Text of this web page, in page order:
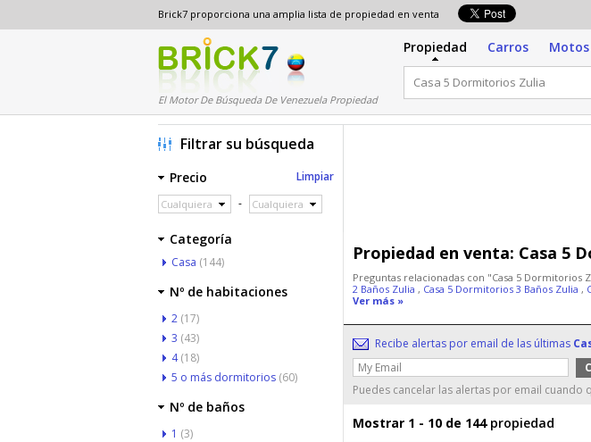
Brick7 proporciona una amplia lista de propiedad en venta
El Motor De Búsqueda De Venezuela Propiedad
Propiedad Carros Motos
Propiedad en venta: Casa 5
Preguntas relacionadas con "Casa 5 Dormitorios
2 Baños Zulia , Casa 5 Dormitorios 3 Baños Zulia ,
Ver más »
Recibe alertas por email de las últimas
Puedes cancelar las alertas por email cuando
Mostrar 1 - 10 de 144propiedad
Filtrar su búsqueda
Precio Limpiar
Cualquiera - Cualquiera
Categoría
Casa (144)
Nº de habitaciones
2 (17)
3 (43)
4(18)
5 o más dormitorios (60)
Nº de baños
1 (3)